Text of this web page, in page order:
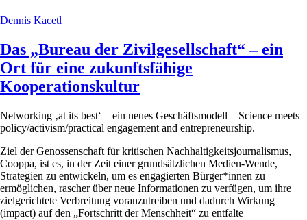
Dennis Kacetl
Das „Bureau der Zivilgesellschaft“ – ein
Ort für eine zukunftsfähige
Kooperationskultur
Networking ‚at its best‘ – ein neues Geschäftsmodell – Science meets
policy/activism/practical engagement and entrepreneurship.
Ziel der Genossenschaft für kritischen Nachhaltigkeitsjournalismus,
Cooppa, ist es, in der Zeit einer grundsätzlichen Medien-Wende,
Strategien zu entwickeln, um es engagierten Bürger*innen zu
ermöglichen, rascher über neue Informationen zu verfügen, um ihre
zielgerichtete Verbreitung voranzutreiben und dadurch Wirkung
(impact) auf den „Fortschritt der Menschheit“ zu entfalte